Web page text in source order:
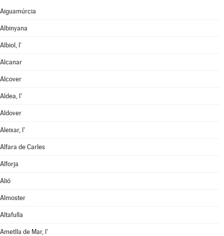
Aiguamúrcia
Albinyana
Albiol, l'
Alcanar
Alcover
Aldea, l'
Aldover
Aleixar, l'
Alfara de Carles
Alforja
Alió
Almoster
Altafulla
Ametlla de Mar, l'